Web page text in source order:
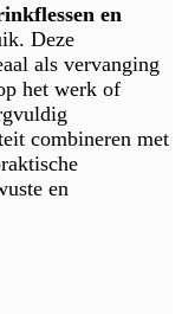
en
Deze
als vervanging
het werk of
combineren met
en